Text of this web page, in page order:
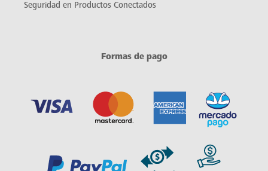
Seguridad en Productos Conectados
Formas de pago